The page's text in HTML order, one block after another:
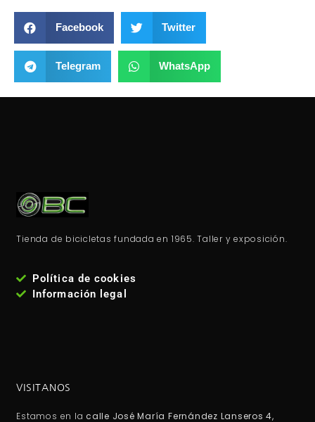
Facebook Twitter
Telegram WhatsApp
Tienda de bicicletas fundada en 1965. Taller y exposición.
Política de cookies
Información legal
VISITANOS
Estamos en la calle José María Fernández Lanseros 4,